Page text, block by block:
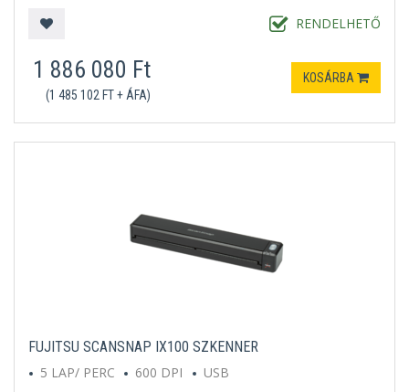
RENDELHETŐ
1 886 080 Ft
(1 485 102 FT + ÁFA)
KOSÁRBA
FUJITSU SCANSNAP IX100 SZKENNER
5 LAP/ PERC
600 DPI USB